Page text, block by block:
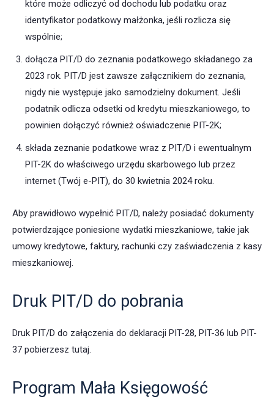
które może odliczyć od dochodu lub podatku oraz
identyfikator podatkowy małżonka, jeśli rozlicza się
wspólnie;
dołącza PIT/D do zeznania podatkowego składanego za
2023 rok. PIT/D jest zawsze załącznikiem do zeznania,
nigdy nie występuje jako samodzielny dokument. Jeśli
podatnik odlicza odsetki od kredytu mieszkaniowego, to
powinien dołączyć również oświadczenie PIT-2K;
składa zeznanie podatkowe wraz z PIT/D i ewentualnym
PIT-2K do właściwego urzędu skarbowego lub przez
internet (Twój e-PIT), do 30 kwietnia 2024 roku.
Aby prawidłowo wypełnić PIT/D, należy posiadać dokumenty
potwierdzające poniesione wydatki mieszkaniowe, takie jak
umowy kredytowe, faktury, rachunki czy zaświadczenia z kasy
mieszkaniowej.
Druk PIT/D do pobrania
Druk PIT/D do załączenia do deklaracji PIT-28, PIT-36 lub PIT-
37 pobierzesz tutaj.
Program Mała Księgowość